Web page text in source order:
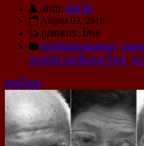
ដោយ: ដារា រិទ្ធ
August 03, 2016
ប្រធានបទ: វិភាគ
សម្រាំងជាខេមរភាសា, គ្រប់អ
ស្រាវជ្រាវ អត្ថាធិប្បាយ វិភាគ, សម្
អានពិស្ដារ